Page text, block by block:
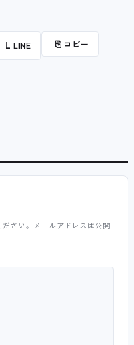
L LINE ⎘ コピー
さい。メールアドレスは公開